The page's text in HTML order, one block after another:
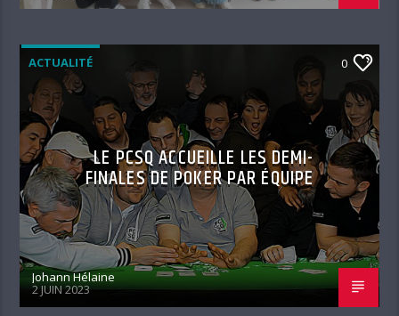
ACTUALITÉ 0
LE PCSQ ACCUEILLE LES DEMI-
FINALES DE POKER PAR ÉQUIPE
Johann Hélaine
2 JUIN 2023